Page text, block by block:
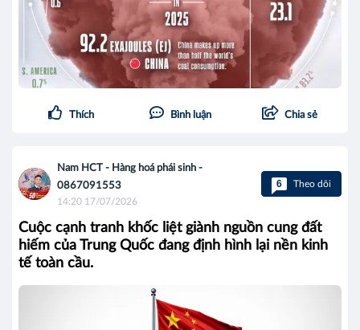
Thích Bình luận Chia sẻ
Nam HCT - Hàng hoá phái sinh -
0867091553
14:20 17/07/2026
6 Theo dõi
Cuộc cạnh tranh khốc liệt giành nguồn cung đất
hiếm của Trung Quốc đang định hình lại nền kinh
tế toàn cầu.